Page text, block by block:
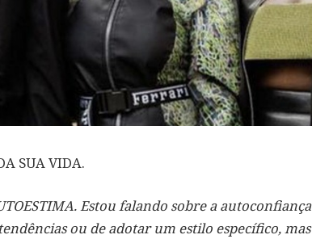
SUA VIDA.
Estou falando sobre a autoconfiança
ou de adotar um estilo específico, mas